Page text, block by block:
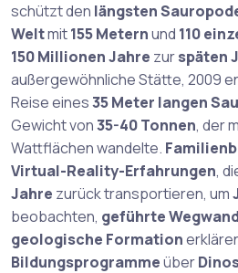
schützt den längsten
Weltmit155 Meternund 110
150 Millionen Jahre zurspäten
außergewöhnliche Stätte, 2009
Reise eines35 Meter langen
Gewicht von35-40 Tonnen, der
Wattflächen wandelte.
Virtual-Reality-Erfahrungen,
Jahre zurück transportieren, um
beobachten, geführte
geologische Formation
Bildungsprogrammeüber